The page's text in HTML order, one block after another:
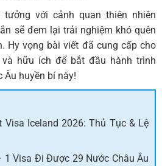
với cảnh quan thiên nhiên
sẽ đem lại trải nghiệm khó quên
Hy vọng bài viết đã cung cấp cho
hữu ích để bắt đầu hành trình
Âu huyền bí này!
Visa Iceland 2026: Thủ Tục & Lệ
1 Visa Đi Được 29 Nước Châu Âu